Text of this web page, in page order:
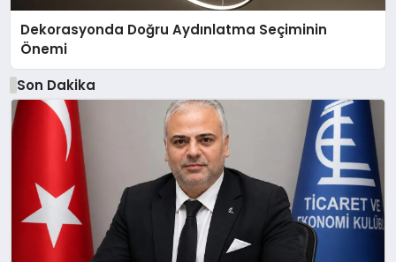
Dekorasyonda Doğru Aydınlatma Seçiminin
Önemi
Son Dakika